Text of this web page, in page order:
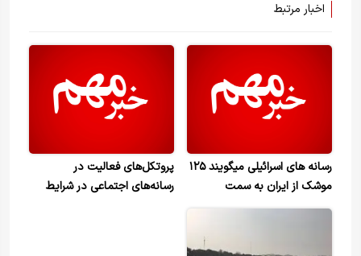
اخبار مرتبط
رسانه های اسرائیلی میگویند ۱۲۵
موشک از ایران به سمت
فلسطین اشغالی شلیک شده
پروتکل‌های فعالیت در
رسانه‌های اجتماعی در شرایط